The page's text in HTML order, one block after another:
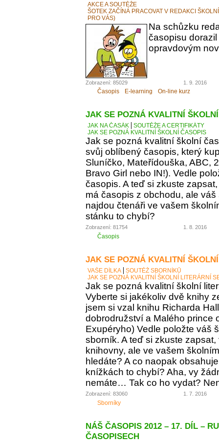
AKCE A SOUTĚŽE
ŠOTEK ZAČÍNÁ PRACOVAT V REDAKCI
PRO VÁS)
Na schůzku
časopisu
opravdovým
Zobrazení: 85029 1. 9. 2016
Časopis E-learning On-line kurz
JAK SE POZNÁ KVALITNÍ
JAK NA ČASÁK
SOUTĚŽE A CERTIFIKÁTY
JAK SE POZNÁ KVALITNÍ ŠKOLNÍ ČASOPIS
Jak se pozná kvalitní školní
svůj oblíbený časopis, který
Sluníčko, Mateřídouška, ABC,
Bravo Girl nebo IN!). Vedle
časopis. A teď si zkuste
má časopis z obchodu, ale
najdou čtenáři ve vašem
stánku to chybí?
Zobrazení: 81754 1. 8. 2016
Časopis
JAK SE POZNÁ KVALITNÍ
VAŠE DÍLKA
SOUTĚŽ SBORNÍKŮ
JAK SE POZNÁ KVALITNÍ ŠKOLNÍ LITERÁRNÍ
Jak se pozná kvalitní školní
Vyberte si jakékoliv dvě knihy
jsem si vzal knihu Richarda
dobrodružství a Malého prince
Exupéryho) Vedle položte váš
sborník. A teď si zkuste
knihovny, ale ve vašem
hledáte? A co naopak
knížkách to chybí? Aha, vy
nemáte… Tak co ho vydat?
Zobrazení: 83060 1. 7. 2016
Sborníky
NÁŠ ČASOPIS 2012 – 17. DÍL –
ČASOPISECH